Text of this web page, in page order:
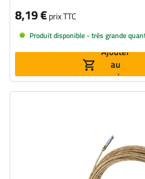
8,19 €prix TTC
Produit disponible - très grande
Ajouter
au
panier